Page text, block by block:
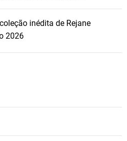
inédita de Rejane
2026